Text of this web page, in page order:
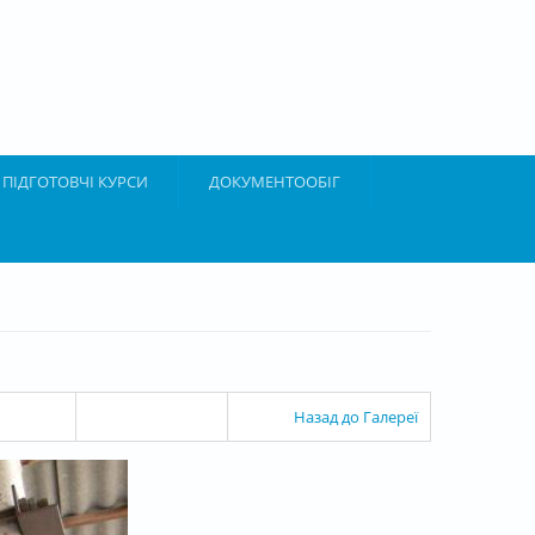
ПІДГОТОВЧІ КУРСИ ДОКУМЕНТООБІГ
Назад до Галереї